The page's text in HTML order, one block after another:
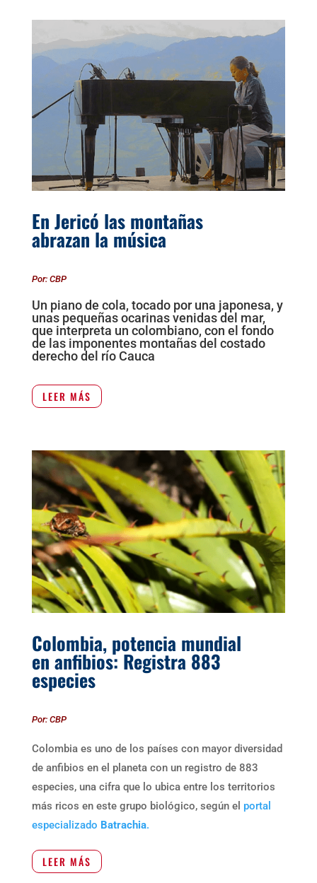
En Jericó las montañas
abrazan la música
Por: CBP
Un piano de cola, tocado por una japonesa, y
unas pequeñas ocarinas venidas del mar,
que interpreta un colombiano, con el fondo
de las imponentes montañas del costado
derecho del río Cauca
LEER MÁS
Colombia, potencia mundial
en anfibios: Registra 883
especies
Por: CBP
Colombia es uno de los países con mayor diversidad
de anfibios en el planeta con un registro de 883
especies, una cifra que lo ubica entre los territorios
más ricos en este grupo biológico, según el portal
especializado Batrachia.
LEER MÁS